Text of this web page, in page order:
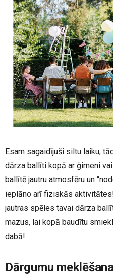
Esam sagaidījuši siltu laiku,
dārza ballīti kopā ar ģimeni
ballītē jautru atmosfēru un
ieplāno arī fiziskās
jautras spēles tavai dārza
mazus, lai kopā baudītu
dabā!
Dārgumu